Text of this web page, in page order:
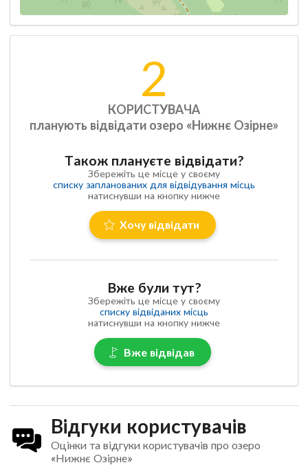
2
КОРИСТУВАЧА
планують відвідати озеро «Нижнє Озірне»
Також плануєте відвідати?
Збережіть це місце у своєму
списку запланованих для відвідування місць
натиснувши на кнопку нижче
Хочу відвідати
Вже були тут?
Збережіть це місце у своєму
списку відвіданих місць
натиснувши на кнопку нижче
Вже відвідав
Відгуки користувачів
Оцінки та відгуки користувачів про озеро
«Нижнє Озірне»